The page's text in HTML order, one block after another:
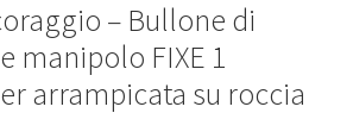
– Bullone di
manipolo FIXE 1
arrampicata su roccia